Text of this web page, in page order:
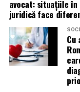
doar
Campania „Aleg
este doar despre
care fiecare dintre
mai lase calitatea
avocat: situațiile în
juridică face
Cu